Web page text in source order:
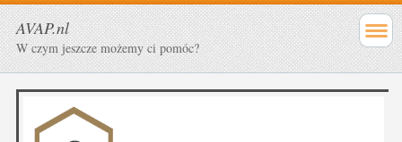
AVAP.nl
W czym jeszcze możemy ci pomóc?